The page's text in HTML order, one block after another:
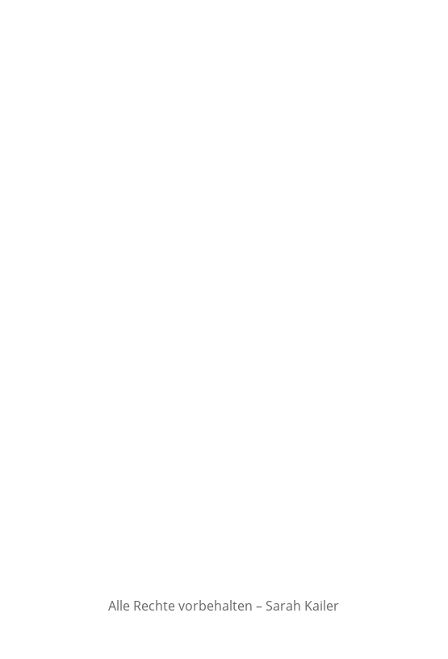
Alle Rechte vorbehalten – Sarah Kailer